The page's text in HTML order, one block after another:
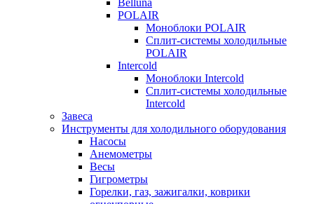
POLAIR
Моноблоки POLAIR
Сплит-системы холодильные
POLAIR
Intercold
Моноблоки Intercold
Сплит-системы холодильные
Intercold
Завеса
Инструменты для холодильного оборудования
Насосы
Анемометры
Весы
Гигрометры
Горелки, газ, зажигалки, коврики